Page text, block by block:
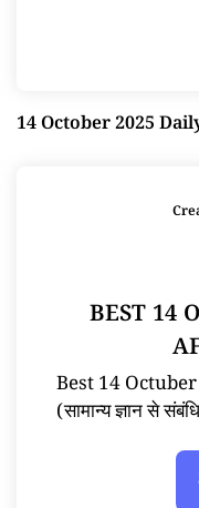
14 October 2025
BEST 14
Best 14
(सामान्य ज्ञान से